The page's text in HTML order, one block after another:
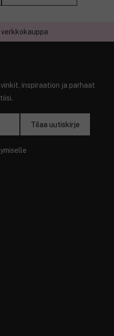
inspiraation ja parhaat
Tilaa uutiskirje